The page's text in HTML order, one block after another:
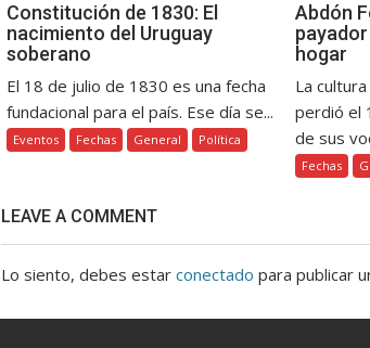
Constitución de 1830: El
nacimiento del Uruguay
soberano
El 18 de julio de 1830 es una fecha
fundacional para el país. Ese día se...
Eventos Fechas General Política
Abdón
hogar
La
perdió el
de sus
Fechas
LEAVE A COMMENT
Lo siento, debes estarconectado para publicar